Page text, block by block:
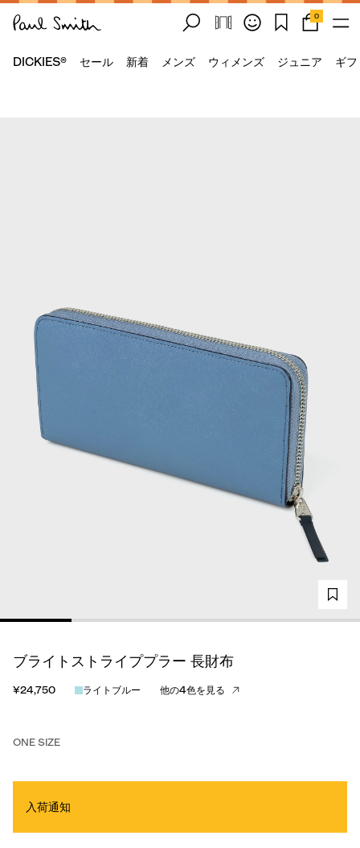
0
DICKIES® セール 新着 メンズ ウィメンズ ジュニア ギ
ブライトストライププラー 長財布
¥24,750 ライトブルー 他の4色を見る
ONE SIZE
入荷通知